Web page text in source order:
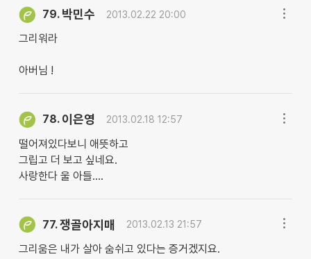
79. 박민수 2013.02.22 20:00
그리워라
아버님 !
78. 이은영 2013.02.18 12:57
떨어져있다보니 애뜻하고
그립고 더 보고 싶네요.
사랑한다 울 아들....
77.쟁골아지매 2013.02.13 21:57
그리움은 내가 살아 숨쉬고 있다는 증거겠지요.